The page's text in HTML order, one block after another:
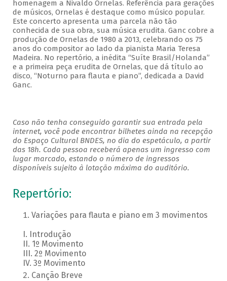
homenagem a Nivaldo Ornelas. Referência para gerações
de músicos, Ornelas é destaque como músico popular.
Este concerto apresenta uma parcela não tão
conhecida de sua obra, sua música erudita. Ganc cobre a
produção de Ornelas de 1980 a 2013, celebrando os 75
anos do compositor ao lado da pianista Maria Teresa
Madeira. No repertório, a inédita “Suíte Brasil/Holanda”
e a primeira peça erudita de Ornelas, que dá título ao
disco, “Noturno para flauta e piano”, dedicada a David
Ganc.
Caso não tenha conseguido garantir sua entrada pela
internet, você pode encontrar bilhetes ainda na recepção
do Espaço Cultural BNDES, no dia do espetáculo, a partir
das 18h. Cada pessoa receberá apenas um ingresso com
lugar marcado, estando o número de ingressos
disponíveis sujeito à lotação máxima do auditório.
Repertório:
Variações para flauta e piano em 3 movimentos
I. Introdução
II. 1º Movimento
III. 2º Movimento
IV. 3º Movimento
Canção Breve